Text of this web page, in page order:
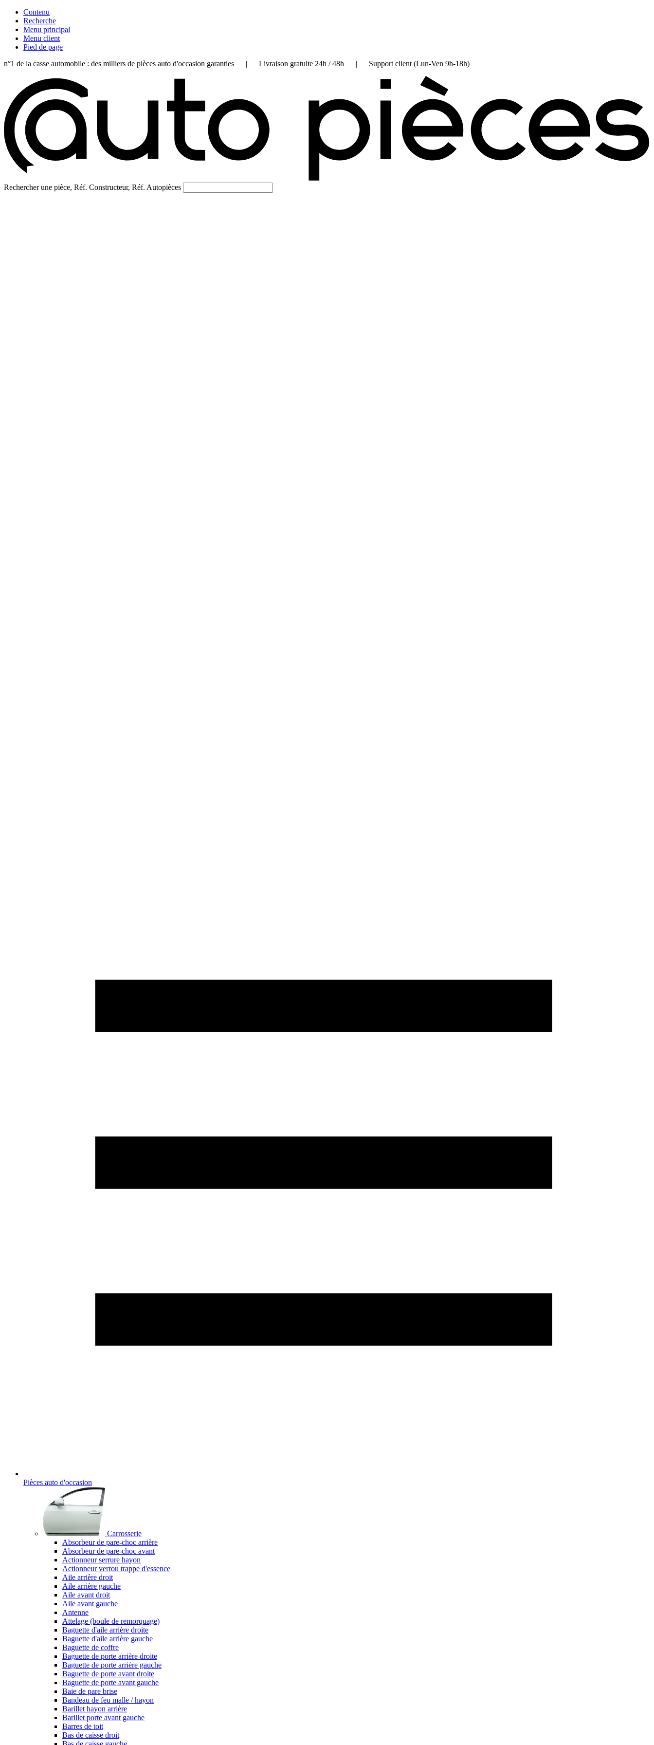
Contenu
Recherche
Menu principal
Menu client
Pied de page
n°1 de la casse automobile : des milliers de pièces auto d'occasion garanties | Livraison gratuite 24h / 48h | Support client (Lun-Ven 9h-18h)
Rechercher une pièce, Réf. Constructeur, Réf. Autopièces
Pièces auto d'occasion
Carrosserie
Absorbeur de pare-choc arrière
Absorbeur de pare-choc avant
Actionneur serrure hayon
Actionneur verrou trappe d'essence
Aile arrière droit
Aile arrière gauche
Aile avant droit
Aile avant gauche
Antenne
Attelage (boule de remorquage)
Baguette d'aile arrière droite
Baguette d'aile arrière gauche
Baguette de coffre
Baguette de porte arrière droite
Baguette de porte arrière gauche
Baguette de porte avant droite
Baguette de porte avant gauche
Baie de pare brise
Bandeau de feu malle / hayon
Barillet hayon arrière
Barillet porte avant gauche
Barres de toit
Bas de caisse droit